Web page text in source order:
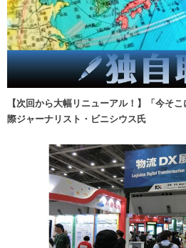
【次回から大幅リニューアル！】「今そ
際ジャーナリスト・ビニシウス氏